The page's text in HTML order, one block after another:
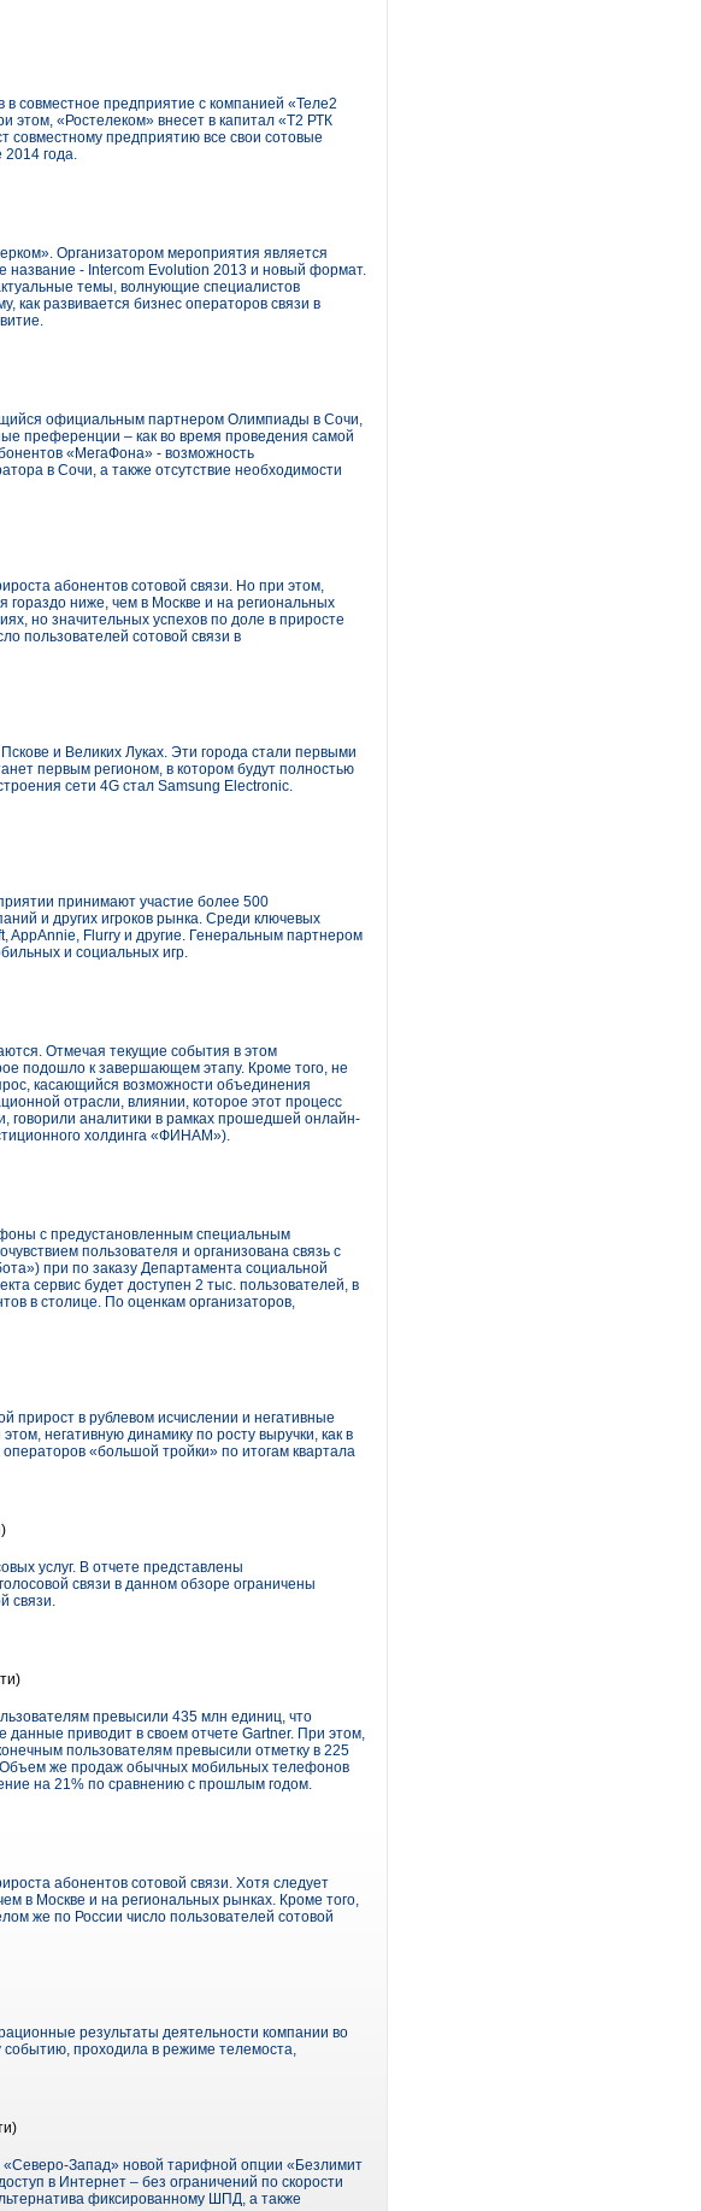
совместное предприятие с компанией «Теле2
этом, «Ростелеком» внесет в капитал «Т2 РТК
совместному предприятию все свои сотовые
2014 года.
Организатором мероприятия является
название - Intercom Evolution 2013 и новый формат.
темы, волнующие специалистов
как развивается бизнес операторов связи в
официальным партнером Олимпиады в Сочи,
преференции – как во время проведения самой
«МегаФона» - возможность
в Сочи, а также отсутствие необходимости
абонентов сотовой связи. Но при этом,
ниже, чем в Москве и на региональных
но значительных успехов по доле в приросте
пользователей сотовой связи в
и Великих Луках. Эти города стали первыми
первым регионом, в котором будут полностью
сети 4G стал Samsung Electronic.
принимают участие более 500
и других игроков рынка. Среди ключевых
AppAnnie, Flurry и другие. Генеральным партнером
и социальных игр.
Отмечая текущие события в этом
подошло к завершающем этапу. Кроме того, не
касающийся возможности объединения
отрасли, влиянии, которое этот процесс
говорили аналитики в рамках прошедшей онлайн-
холдинга «ФИНАМ»).
с предустановленным специальным
пользователя и организована связь с
при по заказу Департамента социальной
сервис будет доступен 2 тыс. пользователей, в
в столице. По оценкам организаторов,
прирост в рублевом исчислении и негативные
негативную динамику по росту выручки, как в
«большой тройки» по итогам квартала
услуг. В отчете представлены
связи в данном обзоре ограничены
связи.
превысили 435 млн единиц, что
данные приводит в своем отчете Gartner. При этом,
пользователям превысили отметку в 225
Объем же продаж обычных мобильных телефонов
на 21% по сравнению с прошлым годом.
абонентов сотовой связи. Хотя следует
в Москве и на региональных рынках. Кроме того,
же по России число пользователей сотовой
результаты деятельности компании во
проходила в режиме телемоста,
Запад» новой тарифной опции «Безлимит
в Интернет – без ограничений по скорости
фиксированному ШПД, а также